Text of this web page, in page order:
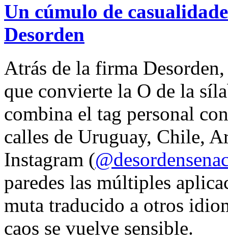
Un cúmulo de
Desorden
Atrás de la firma
que convierte la O de la
combina el tag personal
calles de Uruguay, Chile,
Instagram (
paredes las múltiples
muta traducido a otros
caos se vuelve sensible.